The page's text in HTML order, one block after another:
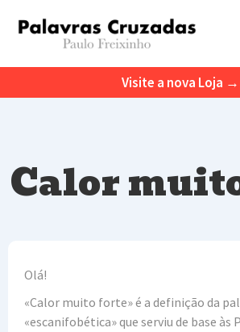
Visite a nova Loja →
Calor
Olá!
«Calor muito forte» é a definição da
«escanifobética» que serviu de base às